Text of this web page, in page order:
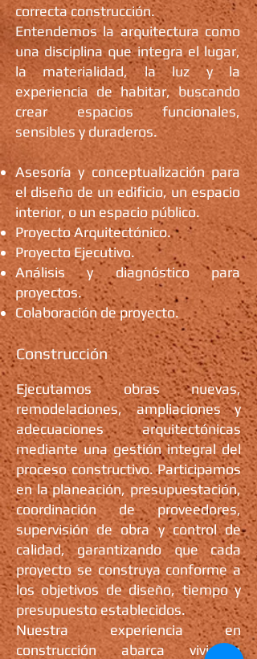
correcta construcción.
Entendemos la arquitectura como
una disciplina que integra el lugar,
la materialidad, la luz y la
experiencia de habitar, buscando
crear espacios funcionales,
sensibles y duraderos.
Asesoría y conceptualización para
el diseño de un edificio, un espacio
interior, o un espacio público.
Proyecto Arquitectónico.
Proyecto Ejecutivo.
Análisis y diagnóstico para
proyectos.
Colaboración de proyecto.
Construcción
Ejecutamos obras nuevas,
remodelaciones, ampliaciones y
adecuaciones arquitectónicas
mediante una gestión integral del
proceso constructivo. Participamos
en la planeación, presupuestación,
coordinación de proveedores,
supervisión de obra y control de
calidad, garantizando que cada
proyecto se construya conforme a
los objetivos de diseño, tiempo y
presupuesto establecidos.
Nuestra experiencia en
construcción abarca vivienda